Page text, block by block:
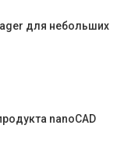
для небольших
nanoCAD